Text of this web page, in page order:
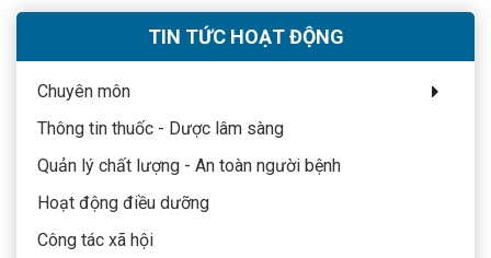
TIN TỨC HOẠT ĐỘNG
Chuyên môn
Thông tin thuốc - Dược lâm sàng
Quản lý chất lượng - An toàn người bệnh
Hoạt động điều dưỡng
Công tác xã hội